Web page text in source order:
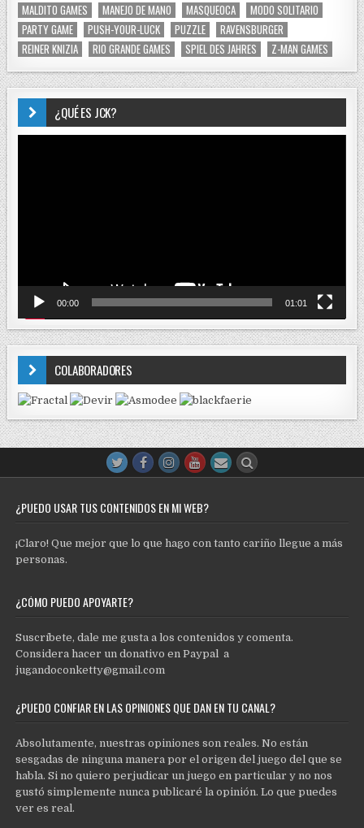
MALDITO GAMES
MANEJO DE MANO MASQUEOCA
MODO SOLITARIO
PARTY GAME
PUSH-YOUR-LUCK PUZZLE
RAVENSBURGER
REINER KNIZIA
RIO GRANDE GAMES SPIEL DES JAHRES Z-MAN GAMES
¿QUÉ ES JCK?
00:00 01:01
COLABORADORES
¿PUEDO USAR TUS CONTENIDOS EN MI WEB?
¡Claro! Que mejor que lo que hago con tanto cariño llegue a más
personas.
¿CÓMO PUEDO APOYARTE?
Suscríbete, dale me gusta a los contenidos y comenta.
Considera hacer un donativo en Paypal a
jugandoconketty@gmail.com
¿PUEDO CONFIAR EN LAS OPINIONES QUE DAN EN TU CANAL?
Absolutamente, nuestras opiniones son reales. No están
sesgadas de ninguna manera por el origen del juego del que se
habla. Si no quiero perjudicar un juego en particular y no nos
gustó simplemente nunca publicaré la opinión. Lo que puedes
ver es real.